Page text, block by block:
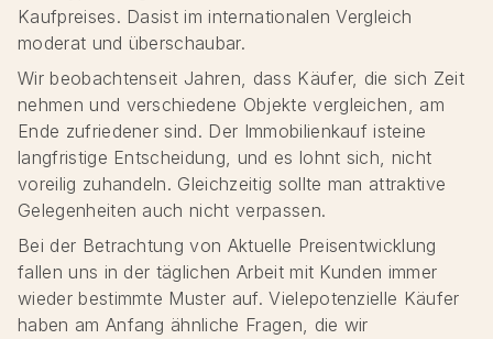
Kaufpreises. Dasist im internationalen Vergleich
moderat und überschaubar.
Wir beobachtenseit Jahren, dass Käufer, die sich Zeit
nehmen und verschiedene Objekte vergleichen, am
Ende zufriedener sind. Der Immobilienkauf isteine
langfristige Entscheidung, und es lohnt sich, nicht
voreilig zuhandeln. Gleichzeitig sollte man attraktive
Gelegenheiten auch nicht verpassen.
Bei der Betrachtung von Aktuelle Preisentwicklung
fallen uns in der täglichen Arbeit mit Kunden immer
wieder bestimmte Muster auf. Vielepotenzielle Käufer
haben am Anfang ähnliche Fragen, die wir